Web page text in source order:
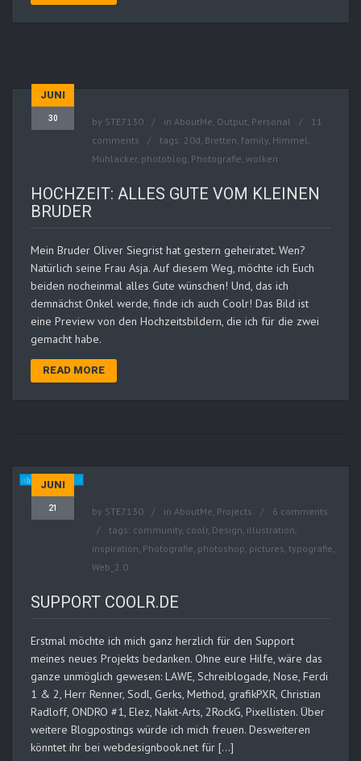
JUNI
30 by STE7130 in AboutMe, Output, Personal
11
comments
tags: 20d, Bretten, family, Himmel,
Mühlacker, photoblog, Photografie, wolken
HOCHZEIT: ALLES GUTE VOM KLEINEN
BRUDER
Mein Bruder Oliver Siegrist hat gestern geheiratet. Wen?
Natürlich seine Frau Asja. Auf diesem Weg, möchte ich Euch
beiden nocheinmal alles Gute wünschen! Und, das ich
demnächst Onkel werde, finde ich auch Coolr! Das Bild ist
eine Preview von den Hochzeitsbildern, die ich für die zwei
gemacht habe.
READ MORE
JUNI
21 by STE7130 in AboutMe, Projects
6 comments
tags: community, coolr, Design, illustration,
inspiration, Photografie, photoshop, pictures, typografie,
Web_2.0
SUPPORT COOLR.DE
Erstmal möchte ich mich ganz herzlich für den Support
meines neues Projekts bedanken. Ohne eure Hilfe, wäre das
ganze unmöglich gewesen: LAWE, Schreiblogade, Nose, Ferdi
1 & 2, Herr Renner, Sodl, Gerks, Method, grafikPXR, Christian
Radloff, ONDRO #1, Elez, Nakit-Arts, 2RockG, Pixellisten. Über
weitere Blogpostings würde ich mich freuen. Desweiteren
könntet ihr bei webdesignbook.net für […]